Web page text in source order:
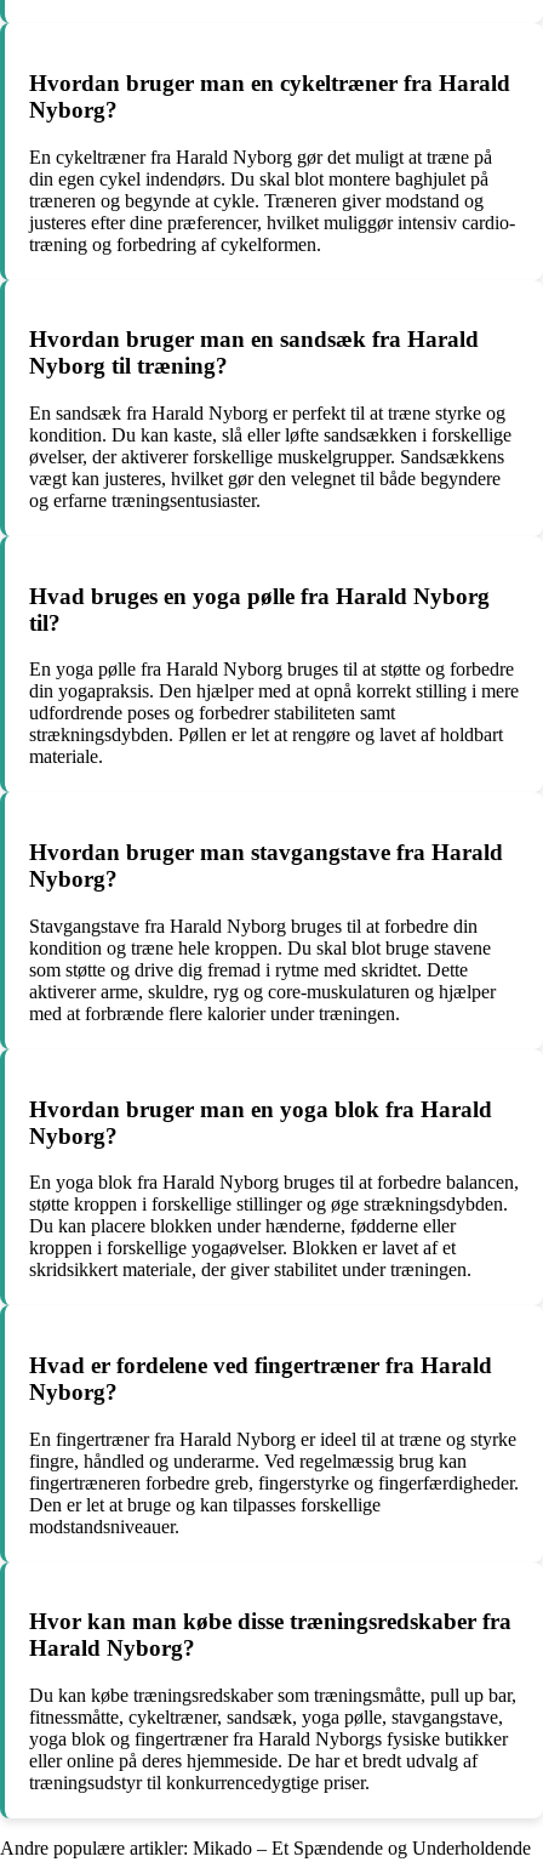
Hvordan bruger man en cykeltræner fra Harald
Nyborg?
En cykeltræner fra Harald Nyborg gør det muligt at træne på
din egen cykel indendørs. Du skal blot montere baghjulet på
træneren og begynde at cykle. Træneren giver modstand og
justeres efter dine præferencer, hvilket muliggør intensiv cardio-
træning og forbedring af cykelformen.
Hvordan bruger man en sandsæk fra Harald
Nyborg til træning?
En sandsæk fra Harald Nyborg er perfekt til at træne styrke og
kondition. Du kan kaste, slå eller løfte sandsækken i forskellige
øvelser, der aktiverer forskellige muskelgrupper. Sandsækkens
vægt kan justeres, hvilket gør den velegnet til både begyndere
og erfarne træningsentusiaster.
Hvad bruges en yoga pølle fra Harald Nyborg
til?
En yoga pølle fra Harald Nyborg bruges til at støtte og forbedre
din yogapraksis. Den hjælper med at opnå korrekt stilling i mere
udfordrende poses og forbedrer stabiliteten samt
strækningsdybden. Pøllen er let at rengøre og lavet af holdbart
materiale.
Hvordan bruger man stavgangstave fra Harald
Nyborg?
Stavgangstave fra Harald Nyborg bruges til at forbedre din
kondition og træne hele kroppen. Du skal blot bruge stavene
som støtte og drive dig fremad i rytme med skridtet. Dette
aktiverer arme, skuldre, ryg og core-muskulaturen og hjælper
med at forbrænde flere kalorier under træningen.
Hvordan bruger man en yoga blok fra Harald
Nyborg?
En yoga blok fra Harald Nyborg bruges til at forbedre balancen,
støtte kroppen i forskellige stillinger og øge strækningsdybden.
Du kan placere blokken under hænderne, fødderne eller
kroppen i forskellige yogaøvelser. Blokken er lavet af et
skridsikkert materiale, der giver stabilitet under træningen.
Hvad er fordelene ved fingertræner fra Harald
Nyborg?
En fingertræner fra Harald Nyborg er ideel til at træne og styrke
fingre, håndled og underarme. Ved regelmæssig brug kan
fingertræneren forbedre greb, fingerstyrke og fingerfærdigheder.
Den er let at bruge og kan tilpasses forskellige
modstandsniveauer.
Hvor kan man købe disse træningsredskaber fra
Harald Nyborg?
Du kan købe træningsredskaber som træningsmåtte, pull up bar,
fitnessmåtte, cykeltræner, sandsæk, yoga pølle, stavgangstave,
yoga blok og fingertræner fra Harald Nyborgs fysiske butikker
eller online på deres hjemmeside. De har et bredt udvalg af
træningsudstyr til konkurrencedygtige priser.
Andre populære artikler: Mikado – Et Spændende og Underholdende